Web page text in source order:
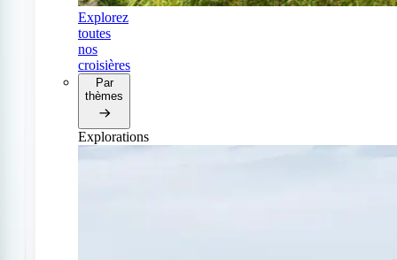
Explorez
toutes
nos
croisières
Par
thèmes
Explorations